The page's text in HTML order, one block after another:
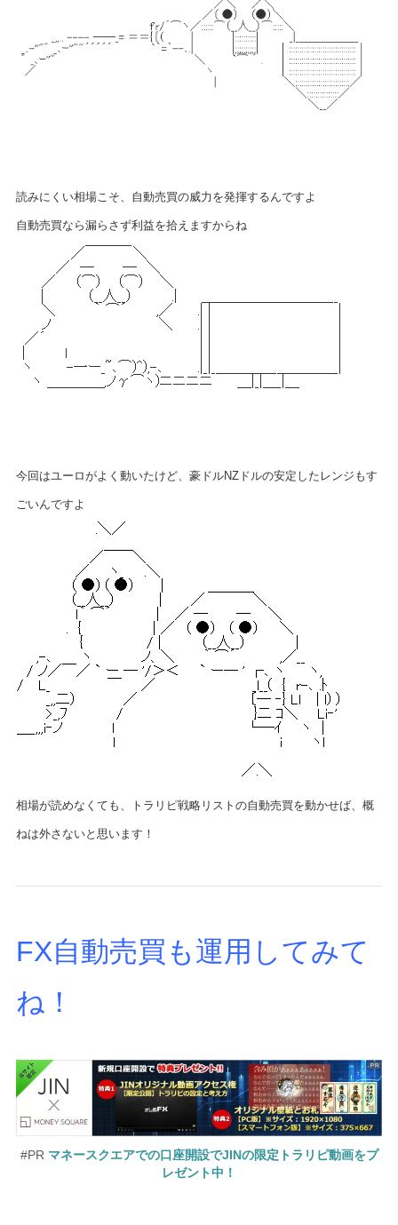
読みにくい相場こそ、自動売買の威力を発揮するんですよ
自動売買なら漏らさず利益を拾えますからね
今回はユーロがよく動いたけど、豪ドルNZドルの安定したレンジもす
ごいんですよ
相場が読めなくても、トラリピ戦略リストの自動売買を動かせば、概
ねは外さないと思います！
FX自動売買も運用してみて
ね！
#PR マネースクエアでの口座開設でJINの限定トラリピ動画をプ
レゼント中！